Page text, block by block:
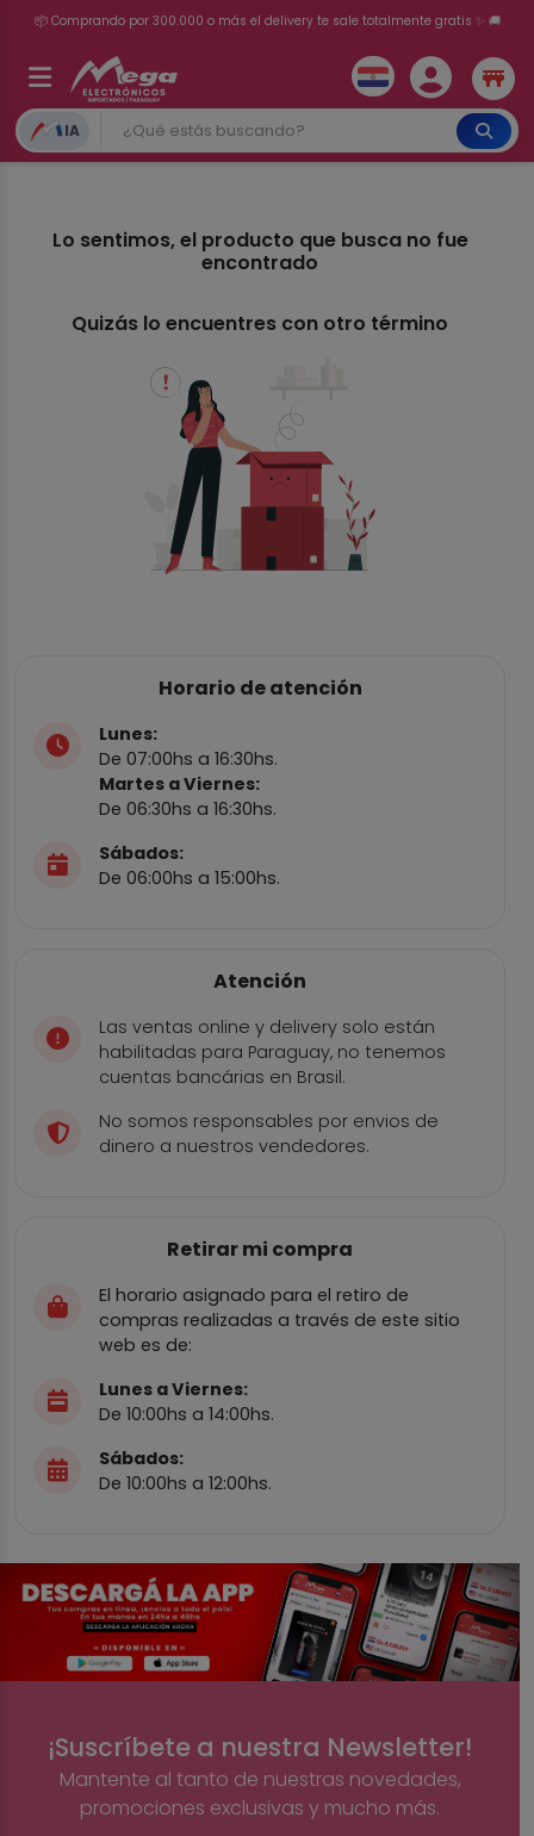
📦 Comprando por 300.000 o más el delivery te sale totalmente gratis ✨ 🚚
💳 ¡HASTA 24 CUOTAS SIN INTERÉS con tarjetas adheridas!
IA
Lo sentimos, el producto que busca no fue
encontrado
Quizás lo encuentres con otro término
Horario de atención
Lunes:
De 07:00hs a 16:30hs.
Martes a Viernes:
De 06:30hs a 16:30hs.
Sábados:
De 06:00hs a 15:00hs.
Atención
Las ventas online y delivery solo están
habilitadas para Paraguay, no tenemos
cuentas bancárias en Brasil.
No somos responsables por envios de
dinero a nuestros vendedores.
Retirar mi compra
El horario asignado para el retiro de
compras realizadas a través de este sitio
web es de:
Lunes a Viernes:
De 10:00hs a 14:00hs.
Sábados:
De 10:00hs a 12:00hs.
¡Suscríbete a nuestra Newsletter!
Mantente al tanto de nuestras novedades,
promociones exclusivas y mucho más.